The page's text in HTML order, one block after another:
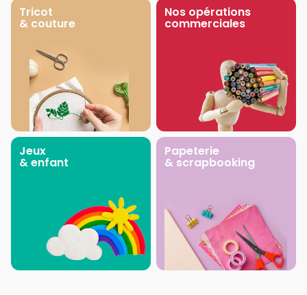
Tricot
& couture
Nos opérations
commerciales
Jeux
& enfant
Papeterie
& scrapbooking